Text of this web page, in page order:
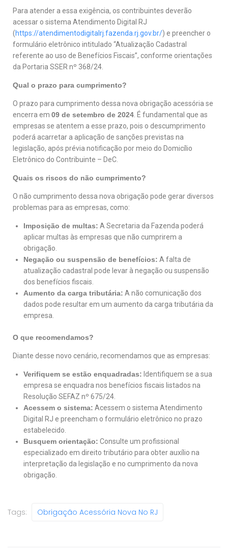
Para atender a essa exigência, os contribuintes deverão
acessar o sistema Atendimento Digital RJ
(https://atendimentodigitalrj.fazenda.rj.gov.br/) e preencher o
formulário eletrônico intitulado “Atualização Cadastral
referente ao uso de Benefícios Fiscais”, conforme orientações
da Portaria SSER nº 368/24.
Qual o prazo para cumprimento?
O prazo para cumprimento dessa nova obrigação acessória se
encerra em 09 de setembro de 2024 . É fundamental que as
empresas se atentem a esse prazo, pois o descumprimento
poderá acarretar a aplicação de sanções previstas na
legislação, após prévia notificação por meio do Domicílio
Eletrônico do Contribuinte – DeC.
Quais os riscos do não cumprimento?
O não cumprimento dessa nova obrigação pode gerar diversos
problemas para as empresas, como:
Imposição de multas: A Secretaria da Fazenda poderá
aplicar multas às empresas que não cumprirem a
obrigação.
Negação ou suspensão de benefícios: A falta de
atualização cadastral pode levar à negação ou suspensão
dos benefícios fiscais.
Aumento da carga tributária: A não comunicação dos
dados pode resultar em um aumento da carga tributária da
empresa.
O que recomendamos?
Diante desse novo cenário, recomendamos que as empresas:
Verifiquem se estão enquadradas: Identifiquem se a sua
empresa se enquadra nos benefícios fiscais listados na
Resolução SEFAZ nº 675/24.
Acessem o sistema: Acessem o sistema Atendimento
Digital RJ e preencham o formulário eletrônico no prazo
estabelecido.
Busquem orientação: Consulte um profissional
especializado em direito tributário para obter auxílio na
interpretação da legislação e no cumprimento da nova
obrigação.
Tags: Obrigação Acessória Nova No RJ